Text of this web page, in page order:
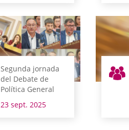
Segunda jornada
del Debate de
Política General
23 sept. 2025